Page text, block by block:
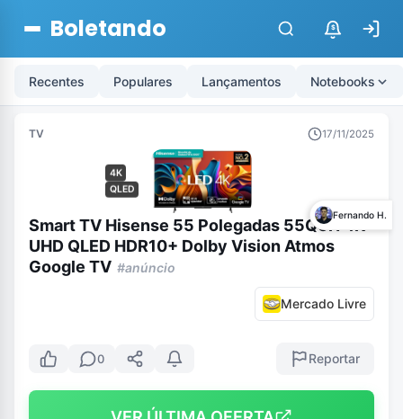
Boletando $
Recentes Populares Lançamentos Notebooks
TV 17/11/2025
4K
QLED
Fernando H.
Smart TV Hisense 55 Polegadas 55Q6N 4K
UHD QLED HDR10+ Dolby Vision Atmos
Google TV #anúncio
Mercado Livre
0 Reportar